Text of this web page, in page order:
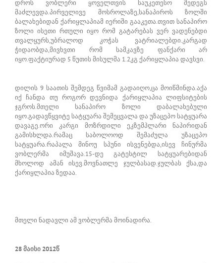
დროს ვობლერი ყოველთვის საუკეთესო შედეგს
მაძლევდა.პირველივე მოსროლაზე,სანაპიროს ზოლში
ბალახებიდან ქარიყლაპიამ იერიში გააკეთა.თვით სანაპირო
ზოლი ისეთი რთული იყო რომ გატარებას ვერ ვადენებდი
თვალყურს,უბრალოდ კოჭას ვატრიალებდი.კარგად
ჭიდაობდა,მივხვთი რომ სამკავზე ფანქარი არ
იყო.ფაქტიურად 5 წუთის მისულმა 1.2კგ ქარიყლაპია დავსვი.
დილის 9 საათის შემდეგ წვიმამ გადაიღო,ცა მოიწმინდა.აქა
იქ ჩანდა თუ როგორ დევნიდა ქარიყლაპია ლიფსიტების
ჯგროს.მთელი სანაპირო ზოლი დაბალახებული
იყო.გადავწყვიტე სატყუარა შემეცვალა და უზაცეპო სატყუარა
დავაგე.ორი კარგი მოზრდილი ეკზემპლარი ნაპირიდან
გამისხლდა.რამაც საბოლოოდ შემაძულა უზაცეპო
სატყუარა.რაპალა მინოუ სპუნი ისვენებდა,ისევ ჩინურმა
ვობლერმა იმუშავა.15-დე გატესტილ სატყუარებიდან
მხოლოდ ამან ისევ.მოვნათლე ჯულბასად.ჯულბას ქსა,და
ქარიყლაპია ზედაა.
მთელი ნადავლი ამ ვობლერმა მოინადირა.
28 მაისი 2012წ